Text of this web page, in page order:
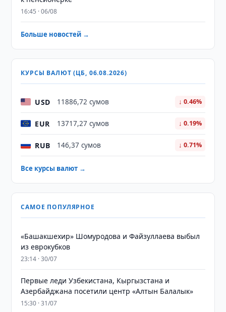
16:45 · 06/08
Больше новостей →
КУРСЫ ВАЛЮТ (ЦБ, 06.08.2026)
USD 11886,72 сумов ↓ 0.46%
EUR 13717,27 сумов ↓ 0.19%
RUB 146,37 сумов ↓ 0.71%
Все курсы валют →
САМОЕ ПОПУЛЯРНОЕ
«Башакшехир» Шомуродова и Файзуллаева выбыл
из еврокубков
23:14 · 30/07
Первые леди Узбекистана, Кыргызстана и
Азербайджана посетили центр «Алтын Балалык»
15:30 · 31/07